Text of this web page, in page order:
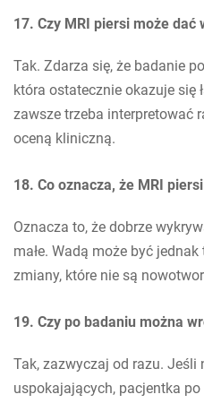
17. Czy MRI piersi może dać
Tak. Zdarza się, że badanie
która ostatecznie okazuje się
zawsze trzeba interpretować
oceną kliniczną.
18. Co oznacza, że MRI
Oznacza to, że dobrze
małe. Wadą może być
zmiany, które nie są
19. Czy po badaniu można
Tak, zazwyczaj od razu. Jeśli
uspokajających, pacjentka